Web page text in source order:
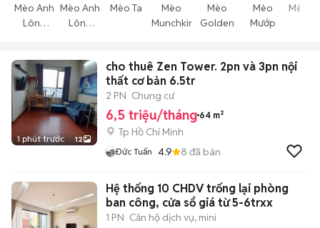
Mèo Anh
Lông
Mèo Anh
Lông
Mèo Ta
Mèo
Munchkin
Mèo
Golden
Mèo
Mướp
Mèo
1 phút trước 12
cho thuê Zen Tower. 2pn và 3pn nội
thất cơ bản 6.5tr
2 PN Chung cư
6,5 triệu/tháng 64 m²
Tp Hồ Chí Minh
Đức Tuấn 4.9 8 đã bán
Hệ thống 10 CHDV trống lại phòng
ban công, cửa sổ giá từ 5-6trxx
1 PN Căn hộ dịch vụ, mini